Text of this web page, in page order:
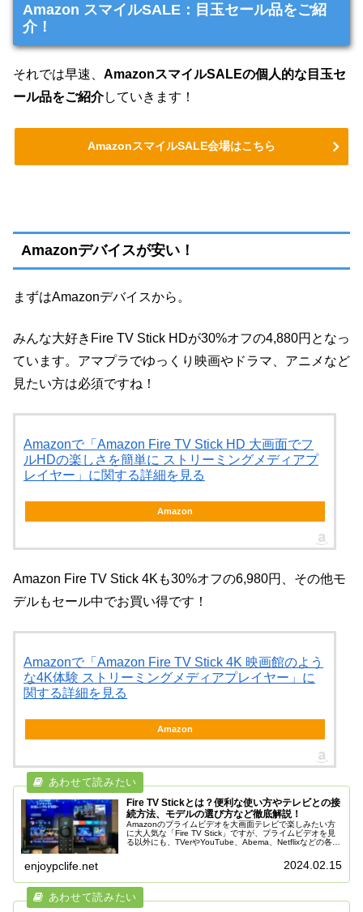
Amazon スマイルSALE：目玉セール品をご紹
介！
それでは早速、 AmazonスマイルSALEの個人的な目玉セ
ール品をご紹介していきます！
AmazonスマイルSALE会場はこちら
Amazonデバイスが安い！
まずはAmazonデバイスから。
みんな大好きFire TV Stick HDが30%オフの4,880円となっ
ています。アマプラでゆっくり映画やドラマ、アニメなど
見たい方は必須ですね！
Amazonで「Amazon Fire TV Stick HD 大画面でフ
ルHDの楽しさを簡単に ストリーミングメディアプ
レイヤー」に関する詳細を見る
Amazon
Amazon Fire TV Stick 4Kも30%オフの6,980円、その他モ
デルもセール中でお買い得です！
Amazonで「Amazon Fire TV Stick 4K 映画館のよう
な4K体験 ストリーミングメディアプレイヤー」に
関する詳細を見る
Amazon
Fire TV Stickとは？便利な使い方やテレビとの接
続方法、モデルの選び方など徹底解説！
Amazonのプライムビデオを大画面テレビで楽しみたい方
に大人気な「Fire TV Stick」ですが、プライムビデオを見
る以外にも、TVerやYouTube、Abema、Netflixなどの各種
enjoypclife.net 2024.02.15